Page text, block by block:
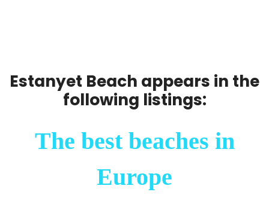
Estanyet Beach appears in the
following listings:
The best beaches in
Europe